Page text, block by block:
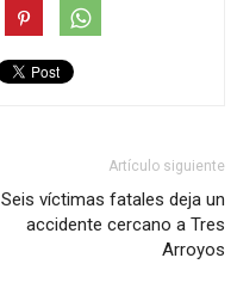
Artículo siguiente
Seis víctimas fatales deja un
accidente cercano a Tres
Arroyos